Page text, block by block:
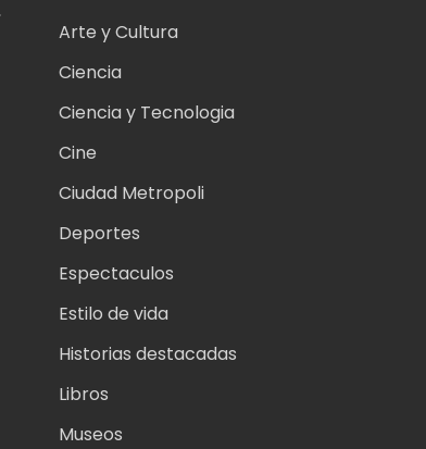
Arte y Cultura
Ciencia
Ciencia y Tecnologia
Cine
Ciudad Metropoli
Deportes
Espectaculos
Estilo de vida
Historias destacadas
Libros
Museos